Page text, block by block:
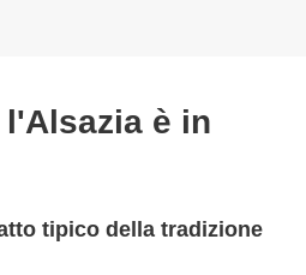
è in
tipico della tradizione